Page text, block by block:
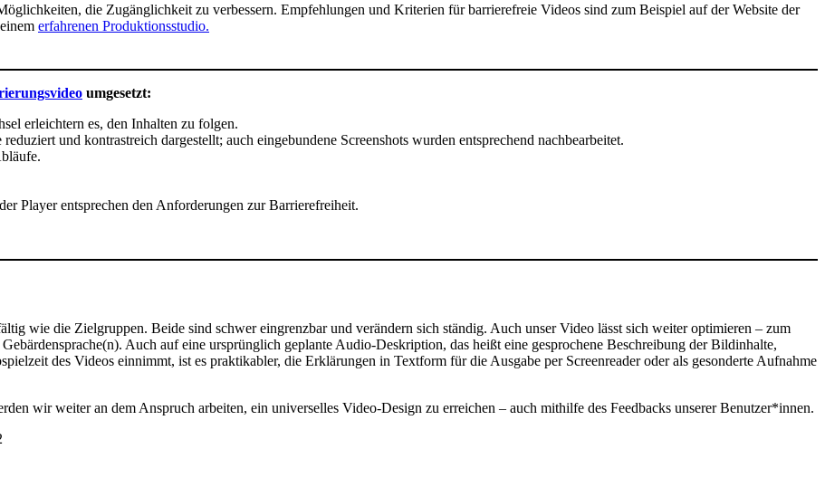
die Zugänglichkeit zu verbessern. Empfehlungen und Kriterien für barrierefreie Videos sind zum Beispiel auf der Website der
erfahrenen Produktionsstudio.
umgesetzt:
erleichtern es, den Inhalten zu folgen.
und kontrastreich dargestellt; auch eingebundene Screenshots wurden entsprechend nachbearbeitet.
Player entsprechen den Anforderungen zur Barrierefreiheit.
wie die Zielgruppen. Beide sind schwer eingrenzbar und verändern sich ständig. Auch unser Video lässt sich weiter optimieren – zum
Auch auf eine ursprünglich geplante Audio-Deskription, das heißt eine gesprochene Beschreibung der Bildinhalte,
des Videos einnimmt, ist es praktikabler, die Erklärungen in Textform für die Ausgabe per Screenreader oder als gesonderte Aufnahme
wir weiter an dem Anspruch arbeiten, ein universelles Video-Design zu erreichen – auch mithilfe des Feedbacks unserer Benutzer*innen.